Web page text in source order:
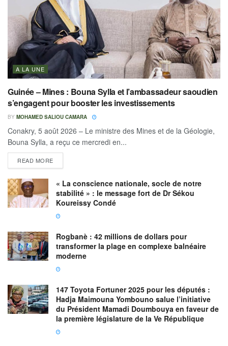
A LA UNE
Guinée – Mines : Bouna Sylla et l’ambassadeur saoudien
s’engagent pour booster les investissements
BY MOHAMED SALIOU CAMARA
Conakry, 5 août 2026 – Le ministre des Mines et de la Géologie,
Bouna Sylla, a reçu ce mercredi en...
READ MORE
« La conscience nationale, socle de notre
stabilité » : le message fort de Dr Sékou
Koureissy Condé
Rogbanè : 42 millions de dollars pour
transformer la plage en complexe balnéaire
moderne
147 Toyota Fortuner 2025 pour les députés :
Hadja Maimouna Yombouno salue l’initiative
du Président Mamadi Doumbouya en faveur de
la première législature de la Ve République